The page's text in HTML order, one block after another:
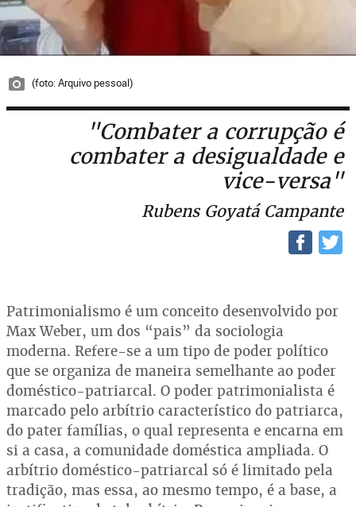
(foto: Arquivo pessoal)
"Combater a corrupção é
combater a desigualdade e
vice-versa"
Rubens Goyatá Campante
Patrimonialismo é um conceito desenvolvido por
Max Weber, um dos “pais” da sociologia
moderna. Refere-se a um tipo de poder político
que se organiza de maneira semelhante ao poder
doméstico-patriarcal. O poder patrimonialista é
marcado pelo arbítrio característico do patriarca,
do pater famílias, o qual representa e encarna em
si a casa, a comunidade doméstica ampliada. O
arbítrio doméstico-patriarcal só é limitado pela
tradição, mas essa, ao mesmo tempo, é a base, a